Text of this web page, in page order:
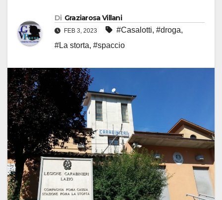
Di Graziarosa Villani
FEB 3, 2023 #Casalotti, #droga,
#La storta, #spaccio